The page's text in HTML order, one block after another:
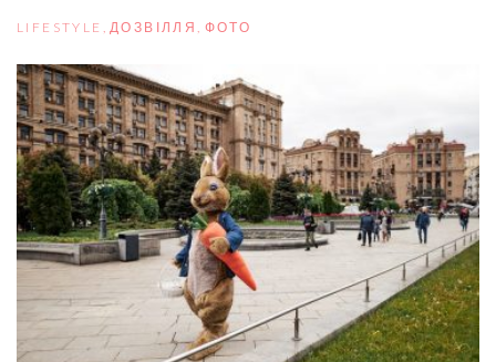
LIFESTYLE ,ДОЗВІЛЛЯ, ФОТО